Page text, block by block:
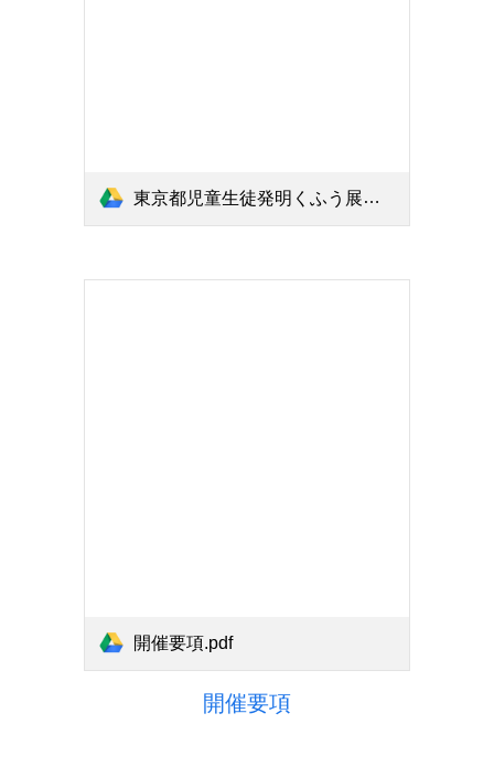
東京都児童生徒発明くふう展ポスター.pdf
開催要項.pdf
開催要項